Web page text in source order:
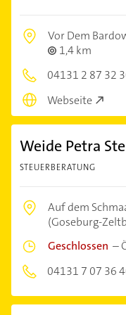
Vor Dem
1,4 km
04131 2 87 32
Webseite
Weide Petra
STEUERBERATUNG
Auf dem
(Goseburg-
Geschlossen –
04131 7 07 36